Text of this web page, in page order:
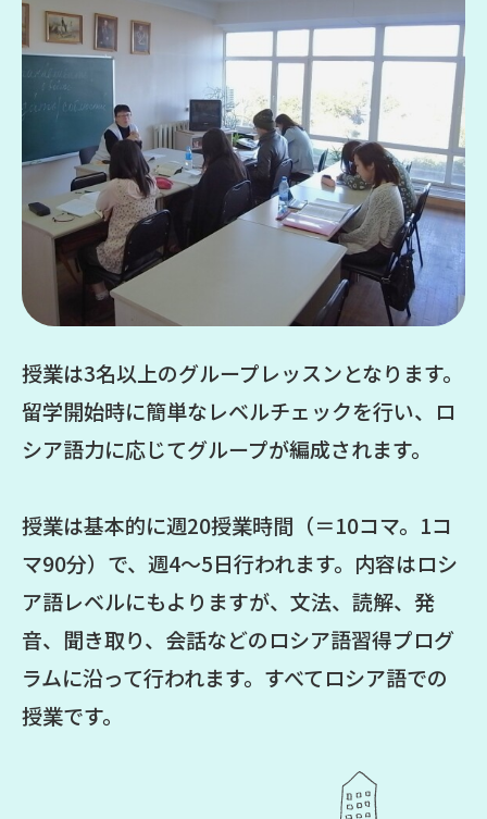
授業は3名以上のグループレッスンとなります。
留学開始時に簡単なレベルチェックを行い、ロ
シア語力に応じてグループが編成されます。
授業は基本的に週20授業時間（＝10コマ。1コ
マ90分）で、週4～5日行われます。内容はロシ
ア語レベルにもよりますが、文法、読解、発
音、聞き取り、会話などのロシア語習得プログ
ラムに沿って行われます。すべてロシア語での
授業です。